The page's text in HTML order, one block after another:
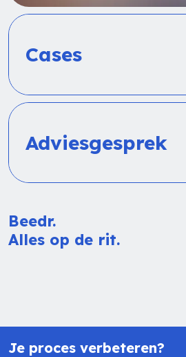
Cases
Adviesgesprek
Beedr.
Alles op de rit.
Je proces verbeteren?